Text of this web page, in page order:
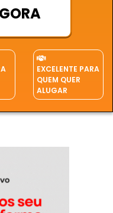
EXCELENTE PARA
QUEM QUER
ALUGAR